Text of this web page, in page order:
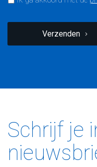
Verzenden
Schrijf je